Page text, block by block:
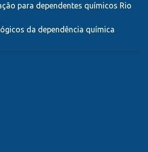
para dependentes químicos Rio
da dependência química